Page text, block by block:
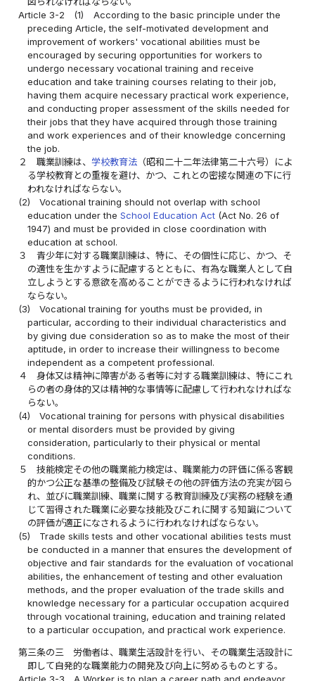
Article 3-2
(1)
According to the basic principle under the
preceding Article, the self-motivated development and
improvement of workers' vocational abilities must be
encouraged by securing opportunities for workers to
undergo necessary vocational training and receive
education and take training courses relating to their job,
having them acquire necessary practical work experience,
and conducting proper assessment of the skills needed for
their jobs that they have acquired through those training
and work experiences and of their knowledge concerning
the job.
２
職業訓練は、学校教育法 （昭和二十二年法律第二十六号）によ
る学校教育との重複を避け、かつ、これとの密接な関連の下に行
われなければならない。
(2)
Vocational training should not overlap with school
education under theSchool Education Act (Act No. 26 of
1947) and must be provided in close coordination with
education at school.
３
青少年に対する職業訓練は、特に、その個性に応じ、かつ、そ
の適性を生かすように配慮するとともに、有為な職業人として自
立しようとする意欲を高めることができるように行われなければ
ならない。
(3)
Vocational training for youths must be provided, in
particular, according to their individual characteristics and
by giving due consideration so as to make the most of their
aptitude, in order to increase their willingness to become
independent as a competent professional.
４
身体又は精神に障害がある者等に対する職業訓練は、特にこれ
らの者の身体的又は精神的な事情等に配慮して行われなければな
らない。
(4)
Vocational training for persons with physical disabilities
or mental disorders must be provided by giving
consideration, particularly to their physical or mental
conditions.
５
技能検定その他の職業能力検定は、職業能力の評価に係る客観
的かつ公正な基準の整備及び試験その他の評価方法の充実が図ら
れ、並びに職業訓練、職業に関する教育訓練及び実務の経験を通
じて習得された職業に必要な技能及びこれに関する知識について
の評価が適正になされるように行われなければならない。
(5)
Trade skills tests and other vocational abilities tests must
be conducted in a manner that ensures the development of
objective and fair standards for the evaluation of vocational
abilities, the enhancement of testing and other evaluation
methods, and the proper evaluation of the trade skills and
knowledge necessary for a particular occupation acquired
through vocational training, education and training related
to a particular occupation, and practical work experience.
第三条の三
労働者は、職業生活設計を行い、その職業生活設計に
即して自発的な職業能力の開発及び向上に努めるものとする。